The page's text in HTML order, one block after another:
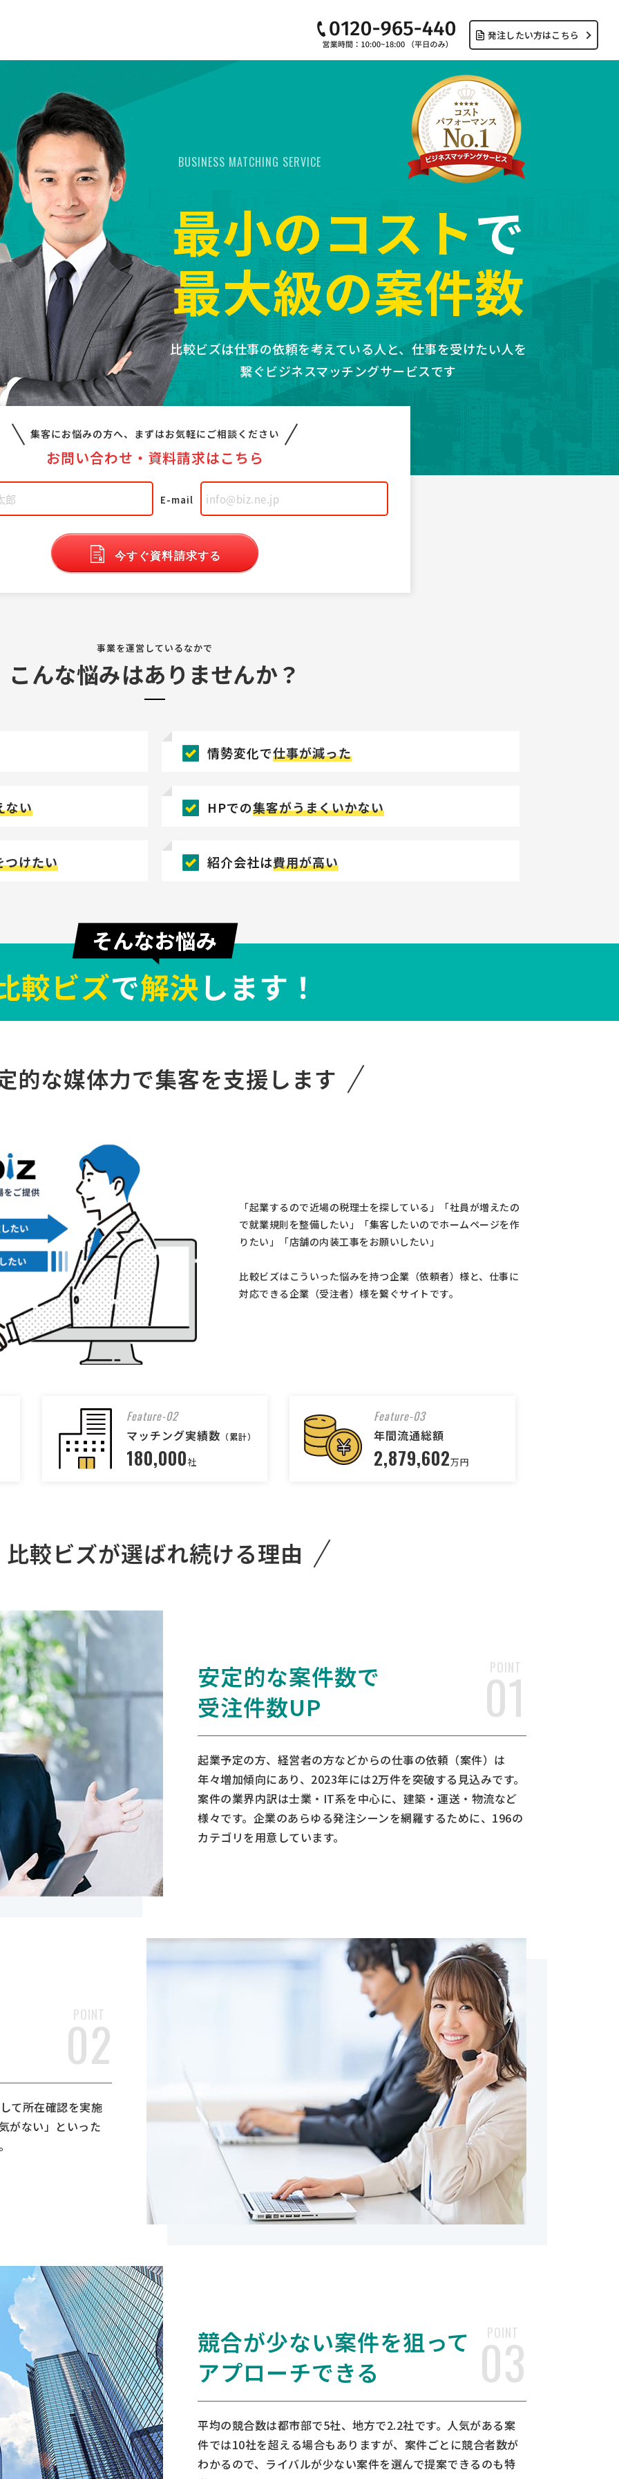
発注したい方はこちら
BUSINESS MATCHING SERVICE
最小のコストで
最大級の案件数
比較ビズは仕事の依頼を考えている人と、仕事を受けたい人を
繋ぐビジネスマッチングサービスです
集客にお悩みの方へ、 まずはお気軽にご相談ください
お問い合わせ・ 資料請求はこちら
E-mail
今すぐ資料請求する
事業を運営しているなかで
こんな悩みはありませんか？
情勢変化で仕事が減った
ない HPでの集客がうまくいかない
つけたい 紹介会社は費用が高い
較ビズで解決します！
的な媒体力で集客を支援します
「起業するので近場の税理士を探している」「社員が増えたの
で就業規則を整備したい」「集客したいのでホームページを作
りたい」「店舗の内装工事をお願いしたい」
比較ビズはこういった悩みを持つ企業（依頼者）様と、仕事に
対応できる企業（受注者）様を繋ぐサイトです。
Feature-02
マッチング実績数 （累計）
180,000社
Feature-03
年間流通総額
2,879,602万円
比較ビズが選ばれ続ける理由
POINT
01
安定的な案件数で
受注件数UP
起業予定の方、経営者の方などからの仕事の依頼（案件）は
年々増加傾向にあり、2023年には2万件を突破する見込みです。
案件の業界内訳は士業・IT系を中心に、建築・運送・物流など
様々です。企業のあらゆる発注シーンを網羅するために、196の
カテゴリを用意しています。
POINT
02
て所在確認を実施
がない」といった
POINT
03
競合が少ない案件を狙って
アプローチできる
平均の競合数は都市部で5社、地方で2.2社です。人気がある案
件では10社を超える場合もありますが、案件ごとに競合者数が
わかるので、ライバルが少ない案件を選んで提案できるのも特